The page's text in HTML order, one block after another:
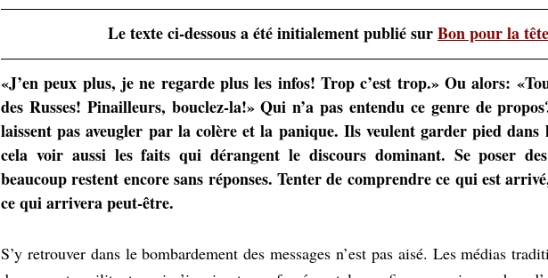
Le texte ci-dessous a été initialement publié sur Bon pour la tête
«J’en peux plus, je ne regarde plus les infos! Trop c’est trop.» Ou alors:
des Russes! Pinailleurs, bouclez-la!» Qui n’a pas entendu ce genre de
laissent pas aveugler par la colère et la panique. Ils veulent garder pied dans
cela voir aussi les faits qui dérangent le discours dominant. Se poser
beaucoup restent encore sans réponses. Tenter de comprendre ce qui est
ce qui arrivera peut-être.
S’y retrouver dans le bombardement des messages n’est pas aisé. Les médias